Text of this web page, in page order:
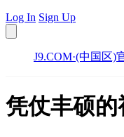
Log In Sign Up
J9.COM·(中国区)
凭仗丰硕